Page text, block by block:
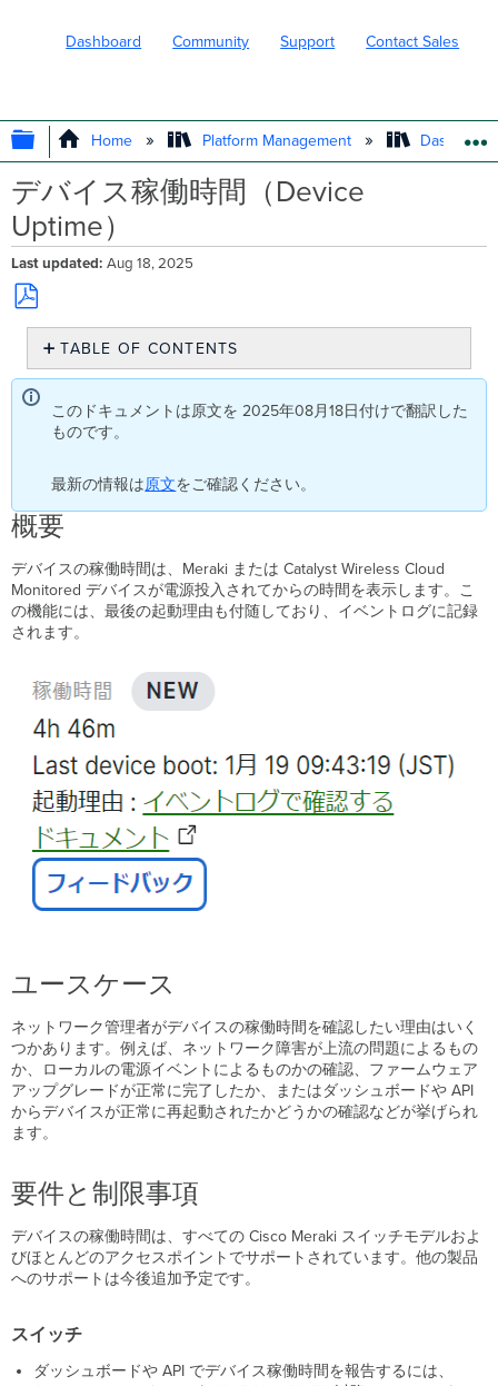
Dashboard Community Support Contact Sales
EXPAND/COLLAPSE GLOBAL
Home Platform Management
デバイス稼働時間（Device
Uptime）
Last updated Aug 18, 2025
Save
PDF
TABLE OF CONTENTS
概
ユ
ケ
ー
ス
件
と
制
限
項
イ
ッ
チ
ワ
ヤ
レ
ス
Cloud
イ
ッ
チ
起
動
理
由
ウ
ド
理
Catalyst
固
動
このドキュメントは原文を 2025年08月18日付けで翻訳した
ものです。
最新の情報は原文をご確認ください。
概要
デバイスの稼働時間は、Meraki または Catalyst Wireless Cloud
Monitored デバイスが電源投入されてからの時間を表示します。こ
の機能には、最後の起動理由も付随しており、イベントログに記録
されます。
ユースケース
ネットワーク管理者がデバイスの稼働時間を確認したい理由はいく
つかあります。例えば、ネットワーク障害が上流の問題によるもの
か、ローカルの電源イベントによるものかの確認、ファームウェア
アップグレードが正常に完了したか、またはダッシュボードや API
からデバイスが正常に再起動されたかどうかの確認などが挙げられ
ます。
要件と制限事項
デバイスの稼働時間は、すべての Cisco Meraki スイッチモデルおよ
びほとんどのアクセスポイントでサポートされています。他の製品
へのサポートは今後追加予定です。
スイッチ
ダッシュボードや API でデバイス稼働時間を報告するには、